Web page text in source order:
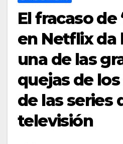
El fracaso de
en Netflix da
una de las
quejas de
de las series
televisión